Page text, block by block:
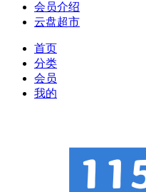
会员介绍
云盘超市
首页
分类
会员
我的